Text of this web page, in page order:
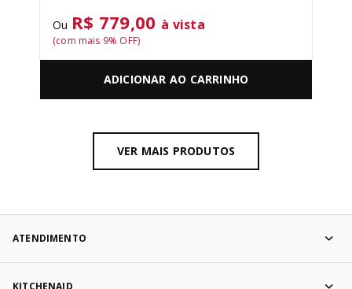
Ou R$ 779,00 à vista
(com mais 9% OFF)
ADICIONAR AO CARRINHO
VER MAIS PRODUTOS
ATENDIMENTO
KITCHENAID